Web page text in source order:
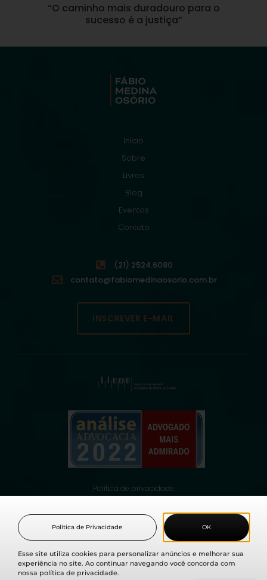
“O caminho mais duradouro para o
sucesso é a justiça”
Início
Sobre
Livros
Blog
Eventos
Contato
(21) 2524.6080
contato@fabiomedinaosorio.com.br
INSCREVER E-MAIL
Política de privacidade
© 2021 Fabio Medina Osorio, todos os direitos reservados.
Esse site utiliza cookies para personalizar anúncios e melhorar sua
experiência no site. Ao continuar navegando você concorda com
nossa política de privacidade.
OK
Política de Privacidade